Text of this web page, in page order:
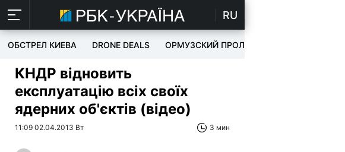
RU
ОБСТРЕЛ КИЕВА DRONE DEALS ОРМУЗСКИЙ ПРОЛИВ
КНДР відновить
експлуатацію всіх своїх
ядерних об'єктів (відео)
11:09 02.04.2013 Вт 3 мин